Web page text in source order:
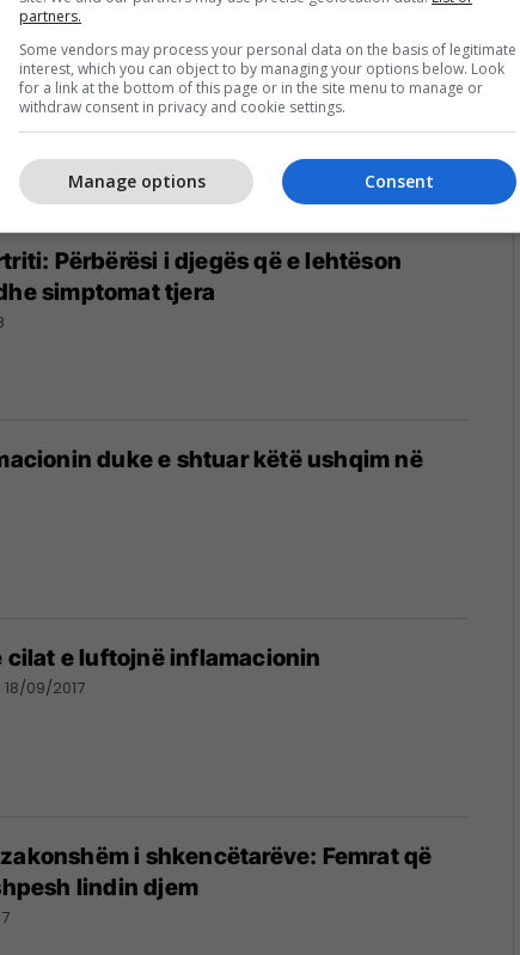
Përbërësi i djegës që e lehtëson
simptomat tjera
duke e shtuar këtë ushqim në
cilat e luftojnë inflamacionin
18/09/2017
i shkencëtarëve: Femrat që
lindin djem
partners.
Some vendors may process your personal data on the basis of legitimate
interest, which you can object to by managing your options below. Look
for a link at the bottom of this page or in the site menu to manage or
withdraw consent in privacy and cookie settings.
Consent
Manage options